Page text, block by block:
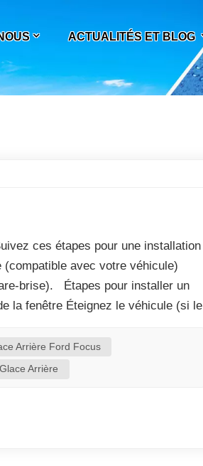
ACTUALITÉS ET BLOG
ces étapes pour une installation
avec votre véhicule)
brise). Étapes pour installer un
la fenêtre Éteignez le véhicule (si le
Arrière Ford Focus
Arrière